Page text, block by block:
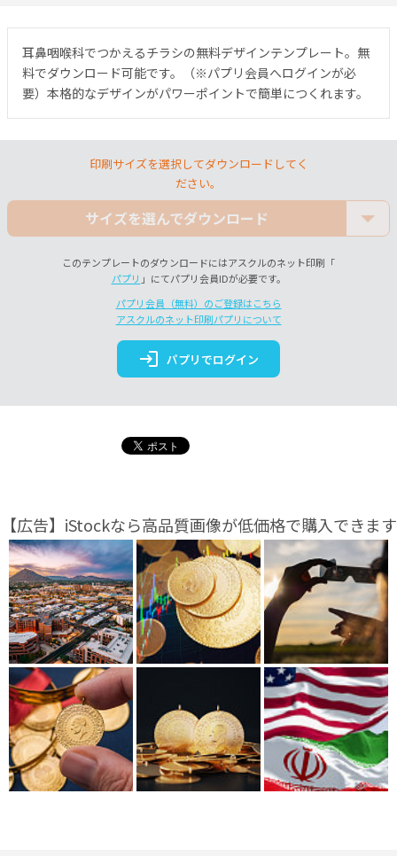
耳鼻咽喉科でつかえるチラシの無料デザインテンプレート。無
料でダウンロード可能です。（※パプリ会員へログインが必
要）本格的なデザインがパワーポイントで簡単につくれます。
印刷サイズを選択してダウンロードしてく
ださい。
サイズを選んでダウンロード
このテンプレートのダウンロードにはアスクルのネット印刷「
パプリ 」にてパプリ会員IDが必要です。
パプリ会員（無料）のご登録はこちら
アスクルのネット印刷パプリについて
login パプリでログイン
【広告】iStockなら高品質画像が低価格で購入できます